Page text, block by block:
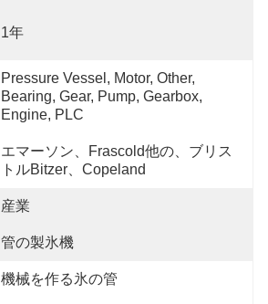
1年
Pressure Vessel, Motor, Other,
Bearing, Gear, Pump, Gearbox,
Engine, PLC
エマーソン、Frascold他の、ブリス
トルBitzer、Copeland
産業
管の製氷機
機械を作る氷の管